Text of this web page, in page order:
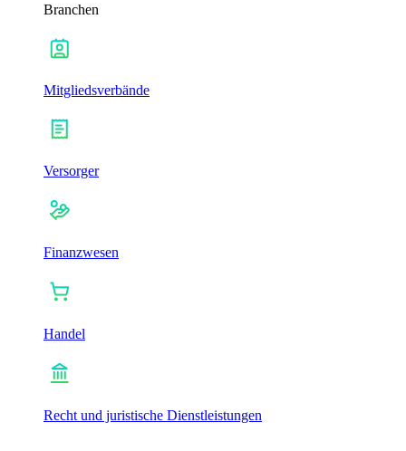
Branchen
Mitgliedsverbände
Versorger
Finanzwesen
Handel
Recht und juristische Dienstleistungen